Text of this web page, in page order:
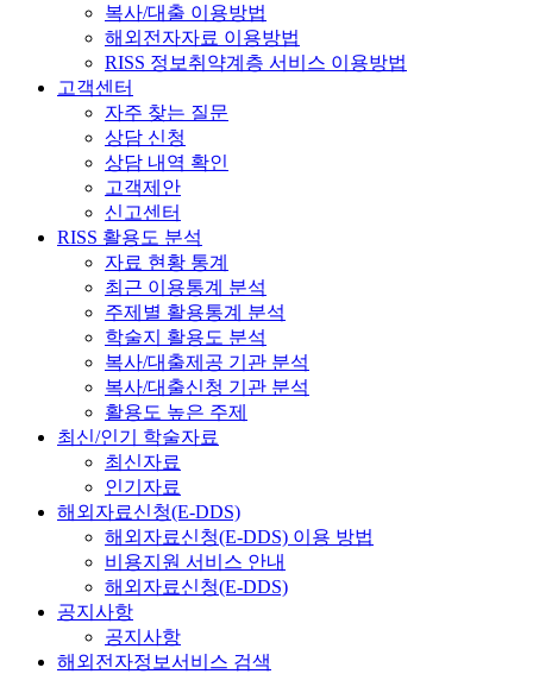
복사/대출 이용방법
해외전자자료 이용방법
RISS 정보취약계층 서비스 이용방법
고객센터
자주 찾는 질문
상담 신청
상담 내역 확인
고객제안
신고센터
RISS 활용도 분석
자료 현황 통계
최근 이용통계 분석
주제별 활용통계 분석
학술지 활용도 분석
복사/대출제공 기관 분석
복사/대출신청 기관 분석
활용도 높은 주제
최신/인기 학술자료
최신자료
인기자료
해외자료신청(E-DDS)
해외자료신청(E-DDS) 이용 방법
비용지원 서비스 안내
해외자료신청(E-DDS)
공지사항
공지사항
해외전자정보서비스 검색